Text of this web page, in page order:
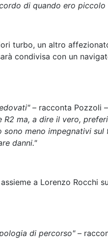
di quando ero
turbo, un altro
condivisa con un
– racconta Pozzoli –
ma, a dire il vero,
meno impegnativi
danni."
a Lorenzo Rocchi
di percorso"–